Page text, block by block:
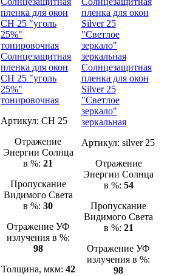
Солнцезащитная
пленка для окон
CH 25 "уголь
25%"
тонировочная
Артикул:CH 25
Отражение
Энергии Солнца
в %:21
Пропускание
Видимого Света
в %:30
Отражение УФ
излучения в %:
98
Толщина, мкм: 42
Солнцезащитная
пленка для окон
Silver 25
"Светлое
зеркало"
зеркальная
Артикул: silver 25
Отражение
Энергии Солнца
в %: 54
Пропускание
Видимого Света
в %: 21
Отражение УФ
излучения в %:
98